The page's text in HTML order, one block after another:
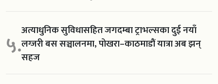
५.अत्याधुनिक सुविधासहित जगदम्बा ट्राभल्सका दुई नयाँ
लग्जरी बस सञ्चालनमा, पोखरा–काठमाडौं यात्रा अब झन्
सहज